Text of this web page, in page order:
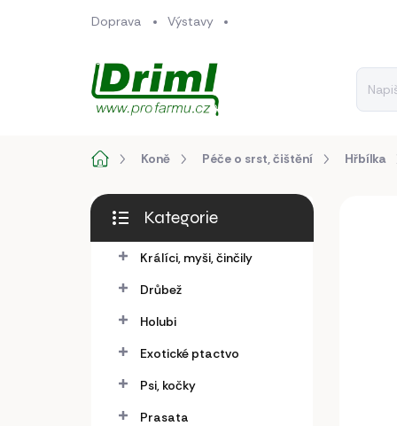
Doprava Výstavy
DomůKoně Péče o srst, čištění Hřbílka
P
s
Přeskočit
kategorie
Kategorie
Králíci, myši, činčily
Drůbež
Holubi
Exotické ptactvo
Psi, kočky
Prasata